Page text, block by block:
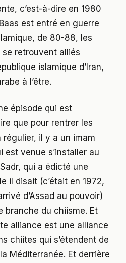
c’est-à-dire en 1980
est entré en guerre
de 80-88, les
retrouvent alliés
islamique d’Iran,
à l’être.
épisode qui est
que pour rentrer les
régulier, il y a un imam
est venue s’installer au
qui a édicté une
il disait (c’était en 1972,
d’Assad au pouvoir)
branche du chiisme. Et
alliance est une alliance
chiites qui s’étendent de
Méditerranée. Et derrière